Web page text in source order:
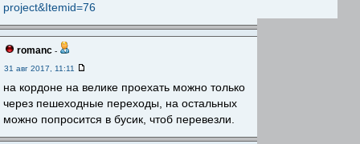
project&Itemid=76
romanc -
31 авг 2017, 11:11
на кордоне на велике проехать можно только
через пешеходные переходы, на остальных
можно попросится в бусик, чтоб перевезли.